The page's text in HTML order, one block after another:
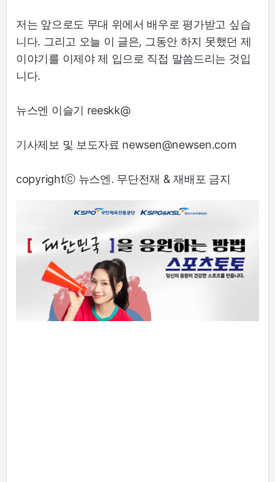
저는 앞으로도 무대 위에서 배우로 평가받고 싶습
니다. 그리고 오늘 이 글은, 그동안 하지 못했던 제
이야기를 이제야 제 입으로 직접 말씀드리는 것입
니다.
뉴스엔 이슬기 reeskk@
기사제보 및 보도자료 newsen@newsen.com
copyrightⓒ 뉴스엔. 무단전재 & 재배포 금지